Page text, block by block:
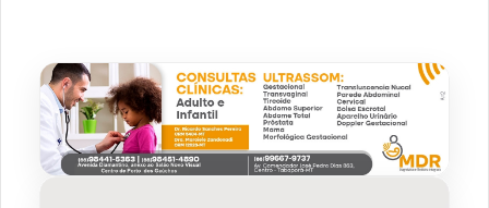
c
e
b
i
l
a
i
l
a
r
e